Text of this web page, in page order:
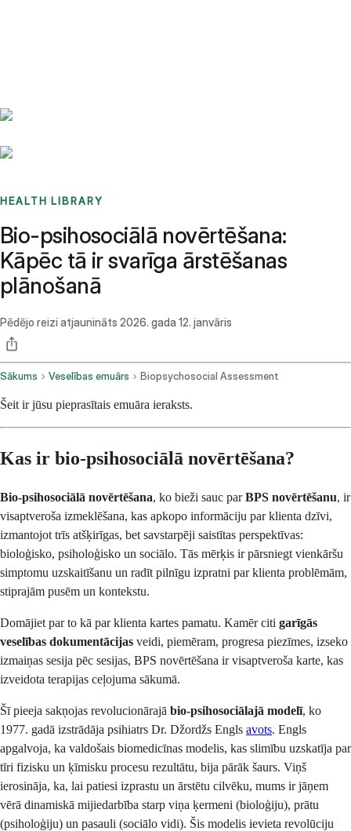
HEALTH LIBRARY
Bio-psihosociālā novērtēšana:
Kāpēc tā ir svarīga ārstēšanas
plānošanā
Pēdējo reizi atjaunināts 2026. gada 12. janvāris
Sākums Veselības emuārs Biopsychosocial Assessment
Šeit ir jūsu pieprasītais emuāra ieraksts.
Kas ir bio-psihosociālā novērtēšana?
Bio-psihosociālā novērtēšana, ko bieži sauc parBPS novērtēšanu, ir
visaptveroša izmeklēšana, kas apkopo informāciju par klienta dzīvi,
izmantojot trīs atšķirīgas, bet savstarpēji saistītas perspektīvas:
bioloģisko, psiholoģisko un sociālo. Tās mērķis ir pārsniegt vienkāršu
simptomu uzskaitīšanu un radīt pilnīgu izpratni par klienta problēmām,
stiprajām pusēm un kontekstu.
Domājiet par to kā par klienta kartes pamatu. Kamēr citi garīgās
veselības dokumentācijas veidi, piemēram, progresa piezīmes, izseko
izmaiņas sesija pēc sesijas, BPS novērtēšana ir visaptveroša karte, kas
izveidota terapijas ceļojuma sākumā.
Šī pieeja sakņojas revolucionārajā bio-psihosociālajā modelī, ko
1977. gadā izstrādāja psihiatrs Dr. Džordžs Engls avots. Engls
apgalvoja, ka valdošais biomedicīnas modelis, kas slimību uzskatīja par
tīri fizisku un ķīmisku procesu rezultātu, bija pārāk šaurs. Viņš
ierosināja, ka, lai patiesi izprastu un ārstētu cilvēku, mums ir jāņem
vērā dinamiskā mijiedarbība starp viņa ķermeni (bioloģiju), prātu
(psiholoģiju) un pasauli (sociālo vidi). Šis modelis ievieta revolūciju